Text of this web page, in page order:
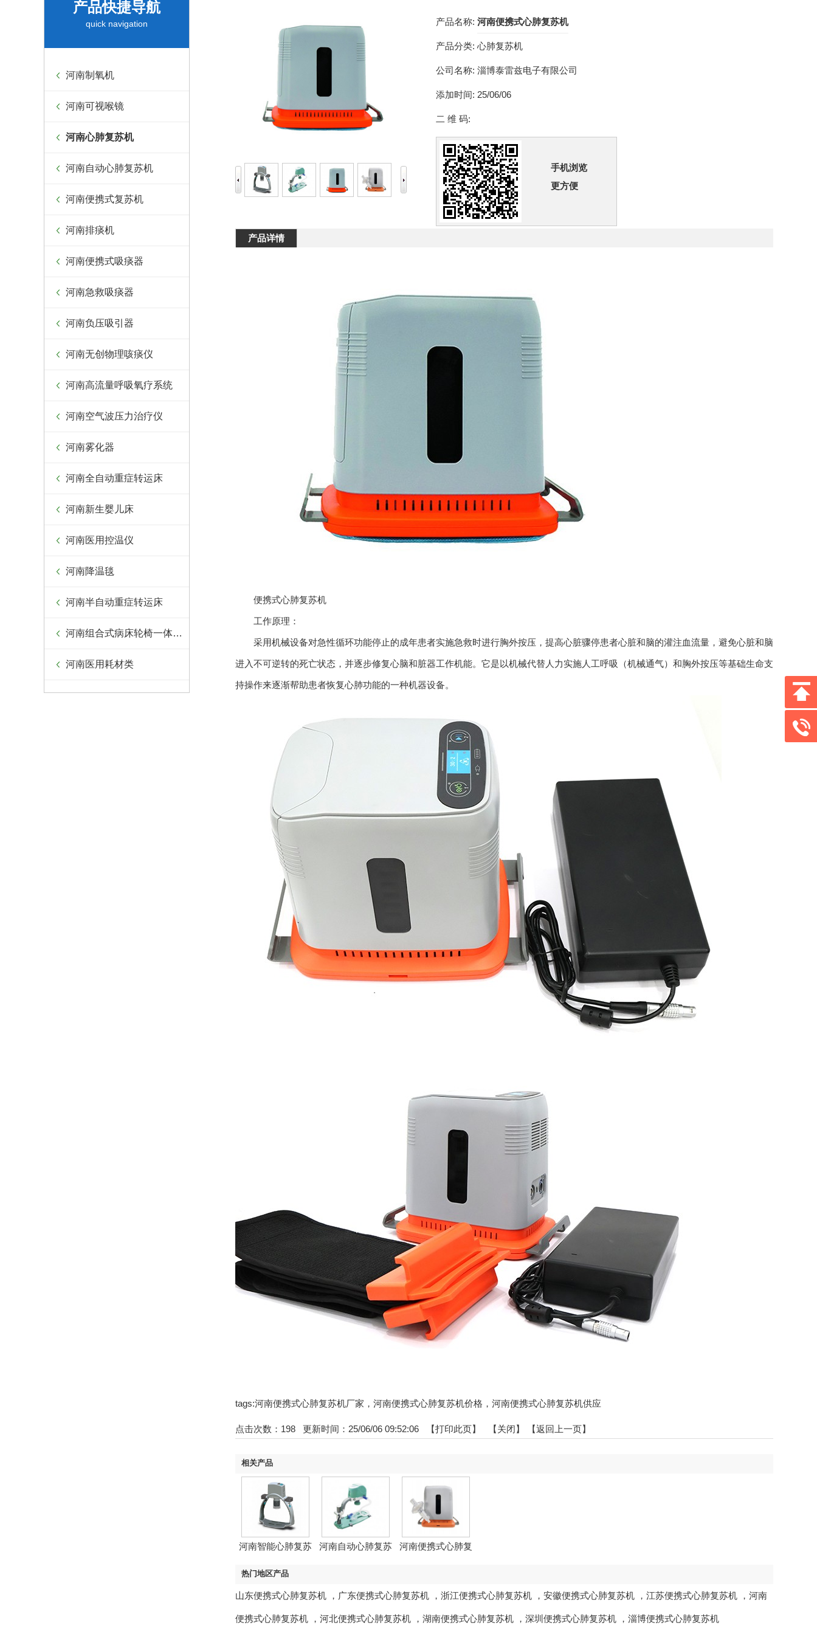
产品快捷导航
quick navigation
河南制氧机
河南可视喉镜
河南心肺复苏机
河南自动心肺复苏机
河南便携式复苏机
河南排痰机
河南便携式吸痰器
河南急救吸痰器
河南负压吸引器
河南无创物理咳痰仪
河南高流量呼吸氧疗系统
河南空气波压力治疗仪
河南雾化器
河南全自动重症转运床
河南新生婴儿床
河南医用控温仪
河南降温毯
河南半自动重症转运床
河南组合式病床轮椅一体设备
河南医用耗材类
产品名称: 河南便携式心肺复苏机
产品分类: 心肺复苏机
公司名称: 淄博泰雷兹电子有限公司
添加时间: 25/06/06
二 维 码:
手机浏览
更方便
产品详情
便携式心肺复苏机
工作原理：
采用机械设备对急性循环功能停止的成年患者实施急救时进行胸外按压，提高心脏骤停患者心脏和脑的灌注血流量，避免心脏和脑
进入不可逆转的死亡状态，并逐步修复心脑和脏器工作机能。它是以机械代替人力实施人工呼吸（机械通气）和胸外按压等基础生命支
持操作来逐渐帮助患者恢复心肺功能的一种机器设备。
tags:河南便携式心肺复苏机厂家，河南便携式心肺复苏机价格，河南便携式心肺复苏机供应
点击次数： 198 更新时间：25/06/06 09:52:06 【打印此页】 【关闭】 【返回上一页】
相关产品
河南智能心肺复苏
河南自动心肺复苏
河南便携式心肺复
热门地区产品
山东便携式心肺复苏机 ， 广东便携式心肺复苏机 ， 浙江便携式心肺复苏机 ， 安徽便携式心肺复苏机 ， 江苏便携式心肺复苏机 ， 河南
便携式心肺复苏机 ， 河北便携式心肺复苏机 ， 湖南便携式心肺复苏机 ， 深圳便携式心肺复苏机 ， 淄博便携式心肺复苏机